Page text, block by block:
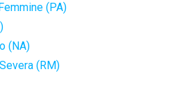
(PA)
(NA)
(RM)